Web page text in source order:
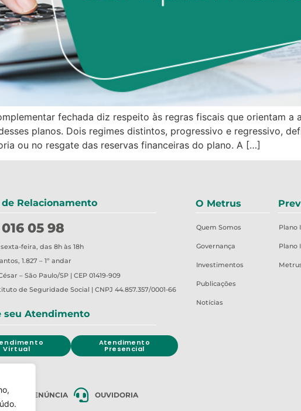
fechada diz respeito às regras fiscais que orientam a
planos. Dois regimes distintos, progressivo e regressivo,
ou no resgate das reservas financeiras do plano. A […]
Relacionamento
05 98
feira, das 8h às 18h
1.827 – 1º andar
– São Paulo/SP | CEP 01419-909
de Seguridade Social | CNPJ 44.857.357/0001-66
seu Atendimento
Virtual
Atendimento
Presencial
DE DENÚNCIA OUVIDORIA
O Metrus
Quem Somos
Governança
Investimentos
Publicações
Notícias
Plano I
Plano